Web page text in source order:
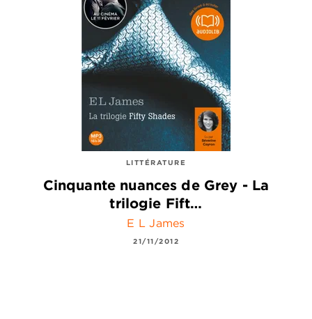
LITTÉRATURE
Cinquante nuances de Grey - La
trilogie Fift…
E L James
21/11/2012